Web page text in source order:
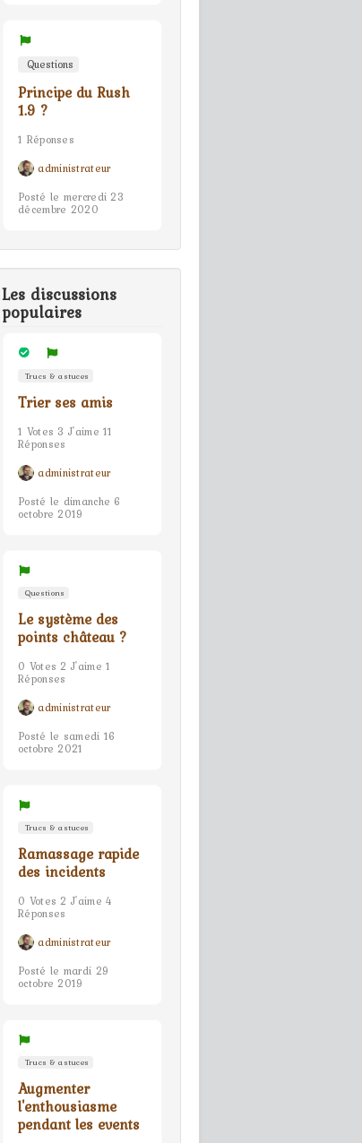
Questions
Principe du Rush
1.9 ?
1 Réponses
administrateur
Posté le mercredi 23
décembre 2020
Les discussions
populaires
Trucs & astuces
Trier ses amis
1 Votes 3 J'aime 11
Réponses
administrateur
Posté le dimanche 6
octobre 2019
Questions
Le système des
points château ?
0 Votes 2 J'aime 1
Réponses
administrateur
Posté le samedi 16
octobre 2021
Trucs & astuces
Ramassage rapide
des incidents
0 Votes 2 J'aime 4
Réponses
administrateur
Posté le mardi 29
octobre 2019
Trucs & astuces
Augmenter
l'enthousiasme
pendant les events